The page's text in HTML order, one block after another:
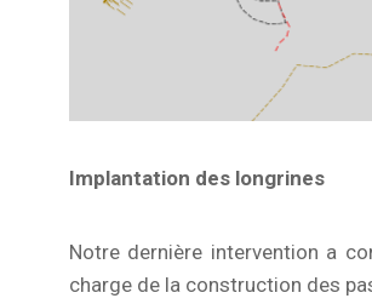
Implantation des longrines
Notre dernière intervention a
charge de la construction des